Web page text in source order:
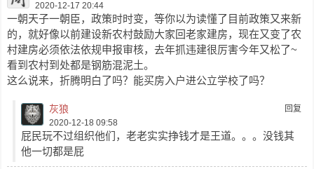
2020-12-17 20:44
一朝天子一朝臣，政策时时变，等你以为读懂了目前政策又来新
的，就好像以前建设新农村鼓励大家回老家建房，现在又变了农
村建房必须依法依规申报审核，去年抓违建很厉害今年又松了~
看到农村到处都是钢筋混泥土。
这么说来，折腾明白了吗？能买房入户进公立学校了吗？
回复
灰狼
2020-12-18 09:58
屁民玩不过组织他们，老老实实挣钱才是王道。。。没钱其
他一切都是屁